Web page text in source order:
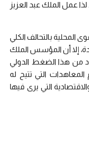
لذا عمل الملك عبد العزيز
المحلية بالتحالف الكلي
إلا أن المؤسس الملك
من هذا الضغط الدولي
المعاهدات التي تتيح له
التي يرى فيها